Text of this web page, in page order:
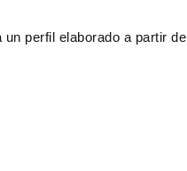
perfil elaborado a partir de